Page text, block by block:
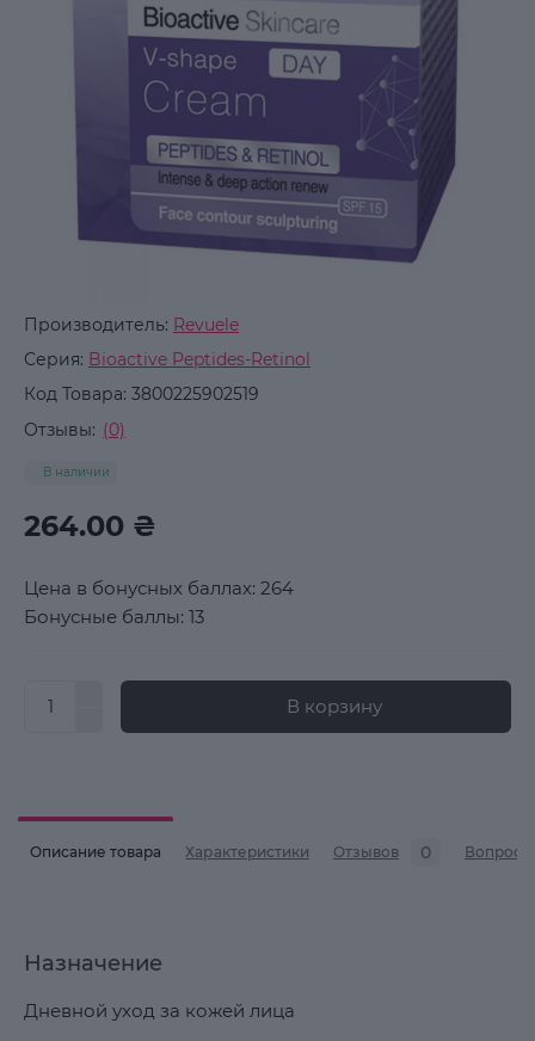
Производитель: Revuele
Серия: Bioactive Peptides-Retinol
Код Товара: 3800225902519
Отзывы: (0)
В наличии
264.00 ₴
Цена в бонусных баллах: 264
Бонусные баллы: 13
В корзину
Описание товара Характеристики Отзывов 0 Вопросы
Назначение
Дневной уход за кожей лица